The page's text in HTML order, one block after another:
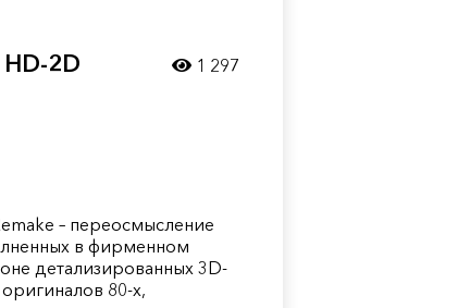
2D
– переосмысление
в фирменном
детализированных 3D-
80-х,
1 297